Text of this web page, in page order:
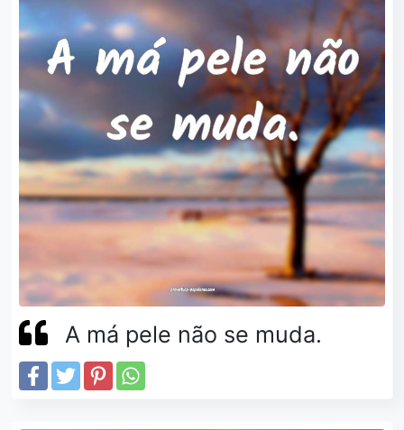
A má pele não se muda.